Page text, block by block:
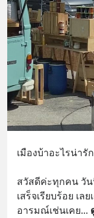
เมืองบ้าอะไรน่ารั
สวัสดีค่ะทุกคน วั
เสร็จเรียบร้อย เ
อารมณ์เช่นเคย...